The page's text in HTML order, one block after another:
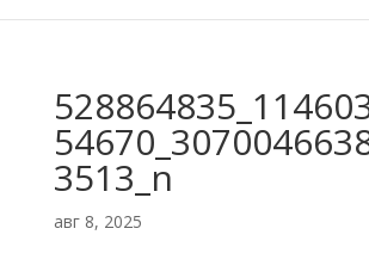
3513_n
авг 8, 2025